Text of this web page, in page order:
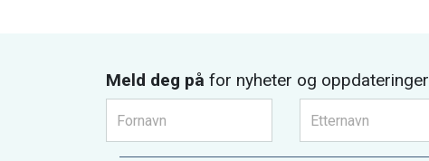
Meld deg på for nyheter og oppdateringer